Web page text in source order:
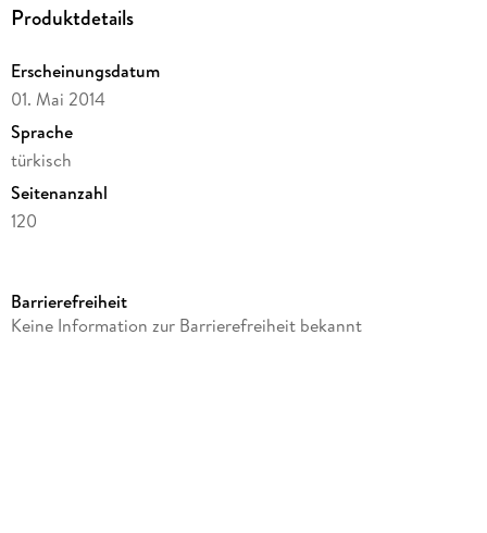
uluslararasi üne sahip Iranli sanatci Sahar Bardai tarafindan
Produktdetails
Erscheinungsdatum
01. Mai 2014
Sprache
türkisch
Seitenanzahl
120
Verlag/Hersteller
Barrierefreiheit
Keine Information zur Barrierefreiheit bekannt